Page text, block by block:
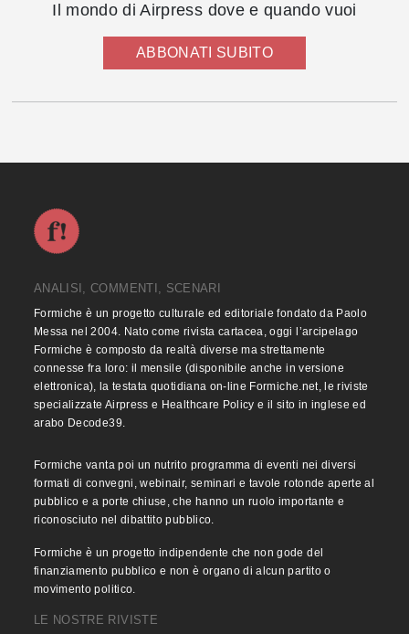
Il mondo di Airpress dove e quando vuoi
ABBONATI SUBITO
ANALISI, COMMENTI, SCENARI
Formiche è un progetto culturale ed editoriale fondato da Paolo
Messa nel 2004. Nato come rivista cartacea, oggi l’arcipelago
Formiche è composto da realtà diverse ma strettamente
connesse fra loro: il mensile (disponibile anche in versione
elettronica), la testata quotidiana on-line Formiche.net, le riviste
specializzate Airpress e Healthcare Policy e il sito in inglese ed
arabo Decode39.
Formiche vanta poi un nutrito programma di eventi nei diversi
formati di convegni, webinair, seminari e tavole rotonde aperte al
pubblico e a porte chiuse, che hanno un ruolo importante e
riconosciuto nel dibattito pubblico.
Formiche è un progetto indipendente che non gode del
finanziamento pubblico e non è organo di alcun partito o
movimento politico.
LE NOSTRE RIVISTE